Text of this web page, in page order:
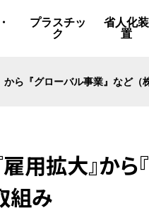
プラスチッ
ク
省人化装
置
ら『グローバル事業』など（
拡大』から
組み